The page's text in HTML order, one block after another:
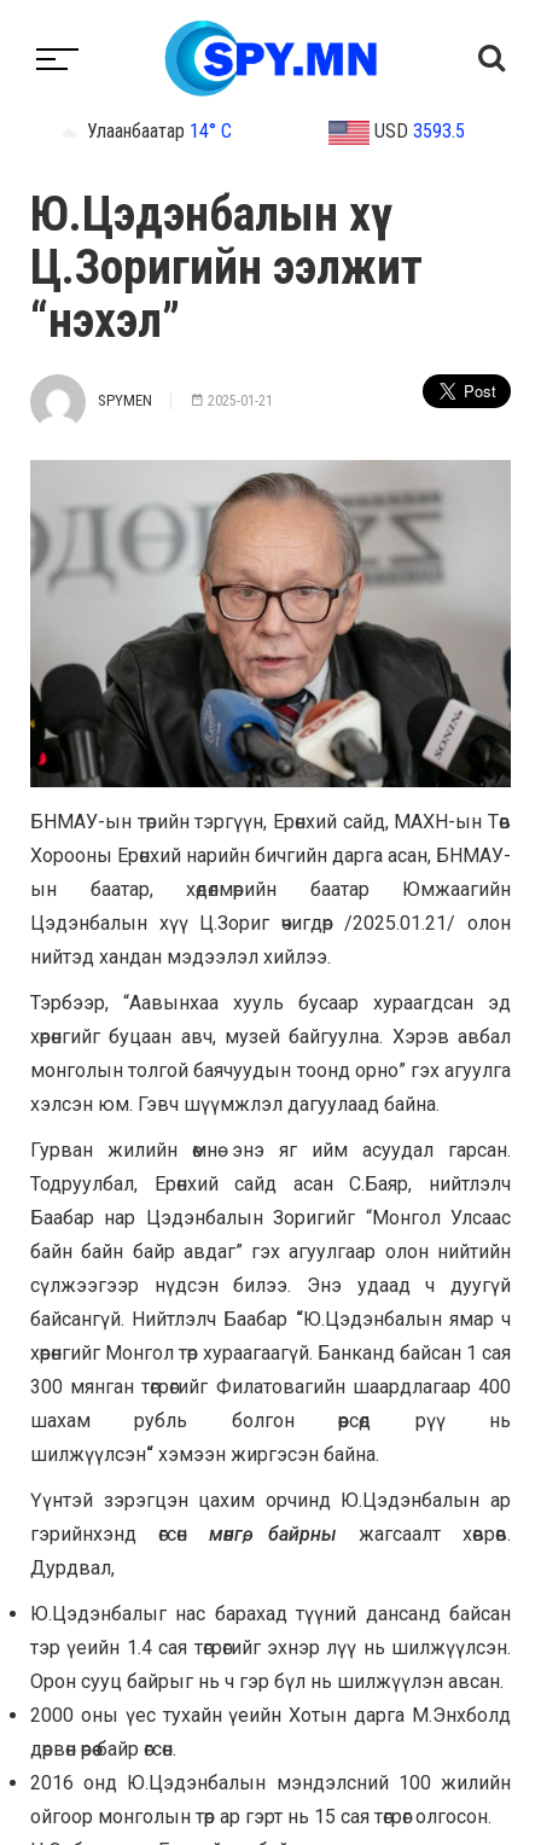
Улаанбаатар 14° C USD 3593.5
Ю.Цэдэнбалын хүү
Ц.Зоригийн ээлжит
“нэхэл”
SPYMEN 2025-01-21
БНМАУ-ын төрийн тэргүүн, Eрөнхий сайд, МАХН-ын Төв
Хорооны Ерөнхий нарийн бичгийн дарга асан, БНМАУ-
ын баатар, хөдөлмөрийн баатар Юмжаагийн
Цэдэнбалын хүү Ц.Зориг өчигдөр /2025.01.21/ олон
нийтэд хандан мэдээлэл хийлээ.
Тэрбээр, “Аавынхаа хууль бусаар хураагдсан эд
хөрөнгийг буцаан авч, музей байгуулна. Хэрэв авбал
монголын толгой баячуудын тоонд орно” гэх агуулга
хэлсэн юм. Гэвч шүүмжлэл дагуулаад байна.
Гурван жилийн өмнө энэ яг ийм асуудал гарсан.
Тодруулбал, Ерөнхий сайд асан С.Баяр, нийтлэлч
Баабар нар Цэдэнбалын Зоригийг “Монгол Улсаас
байн байн байр авдаг” гэх агуулгаар олон нийтийн
сүлжээгээр нүдсэн билээ. Энэ удаад ч дуугүй
байсангүй. Нийтлэлч Баабар “Ю.Цэдэнбалын ямар ч
хөрөнгийг Монгол төр хураагаагүй. Банканд байсан 1 сая
300 мянган төгрөгийг Филатовагийн шаардлагаар 400
шахам рубль болгон өөрсөд рүү нь
шилжүүлсэн“ хэмээн жиргэсэн байна.
Үүнтэй зэрэгцэн цахим орчинд Ю.Цэдэнбалын ар
гэрийнхэнд өгсөн мөнгө, байрны жагсаалт хөврөв.
Дурдвал,
Ю.Цэдэнбалыг нас барахад түүний дансанд байсан
тэр үеийн 1.4 сая төгрөгийг эхнэр лүү нь шилжүүлсэн.
Орон сууц байрыг нь ч гэр бүл нь шилжүүлэн авсан.
2000 оны үес тухайн үеийн Хотын дарга М.Энхболд
дөрвөн өрөө байр өгсөн.
2016 онд Ю.Цэдэнбалын мэндэлсний 100 жилийн
ойгоор монголын төр ар гэрт нь 15 сая төгрөг олгосон.